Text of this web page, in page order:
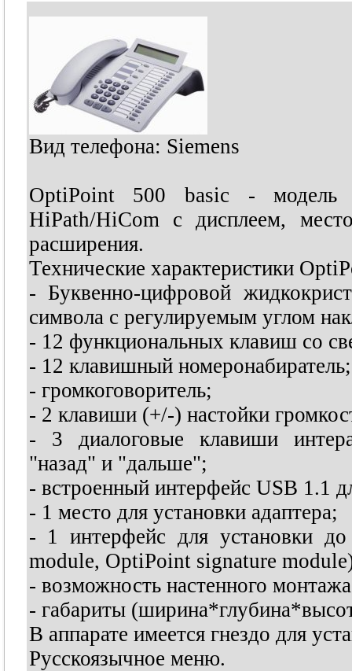
Вид телефона: Siemens
OptiPoint 500 basic - модель
HiPath/HiCom с дисплеем,
расширения.
Технические характеристики
- Буквенно-цифровой
символа с регулируемым углом
- 12 функциональных клавиш со
- 12 клавишный номеронабиратель;
- громкоговоритель;
- 2 клавиши (+/-) настойки
- 3 диалоговые клавиши
"назад" и "дальше";
- встроенный интерфейс USB 1.1
- 1 место для установки адаптера;
- 1 интерфейс для установки
module, OptiPoint signature
- возможность настенного
- габариты
В аппарате имеется гнездо для
Русскоязычное меню.